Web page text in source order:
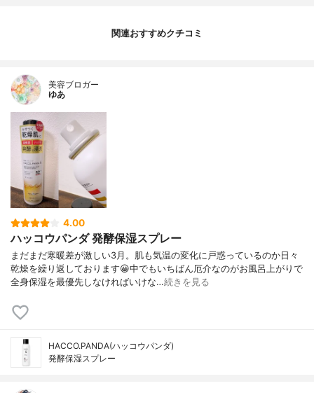
関連おすすめクチコミ
美容ブロガー
ゆあ
4.00
ハッコウパンダ 発酵保湿スプレー
まだまだ寒暖差が激しい3月。肌も気温の変化に戸惑っているのか日々
乾燥を繰り返しております😀中でもいちばん厄介なのがお風呂上がりで
全身保湿を最優先しなければいけな…続きを見る
HACCO.PANDA(ハッコウパンダ)
発酵保湿スプレー